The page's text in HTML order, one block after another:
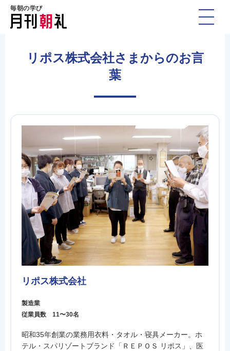
毎朝の学び
リポス株式会社さまからのお言
葉
リポス株式会社
製造業
従業員数 11〜30名
昭和35年創業の業務用衣料・タオル・寝具メーカー。ホ
テル・スパリゾートブランド「ＲＥＰＯＳ リポス」、医